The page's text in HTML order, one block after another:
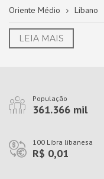
Oriente Médio Líbano
LEIA MAIS
População
361.366 mil
100 Libra libanesa
R$ 0,01